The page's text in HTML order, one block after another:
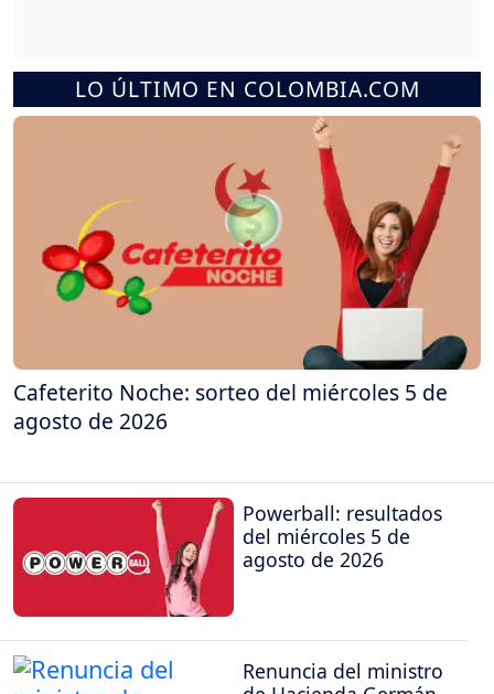
LO ÚLTIMO EN COLOMBIA.COM
Cafeterito Noche: sorteo del miércoles 5 de
agosto de 2026
Powerball: resultados
del miércoles 5 de
agosto de 2026
Renuncia del ministro